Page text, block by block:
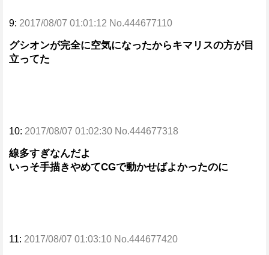
9: 2017/08/07 01:01:12 No.444677110
グシオンが完全に空気になったからキマリスの方が目
立ってた
10: 2017/08/07 01:02:30 No.444677318
線多すぎなんだよ
いっそ手描きやめてCGで動かせばよかったのに
11: 2017/08/07 01:03:10 No.444677420